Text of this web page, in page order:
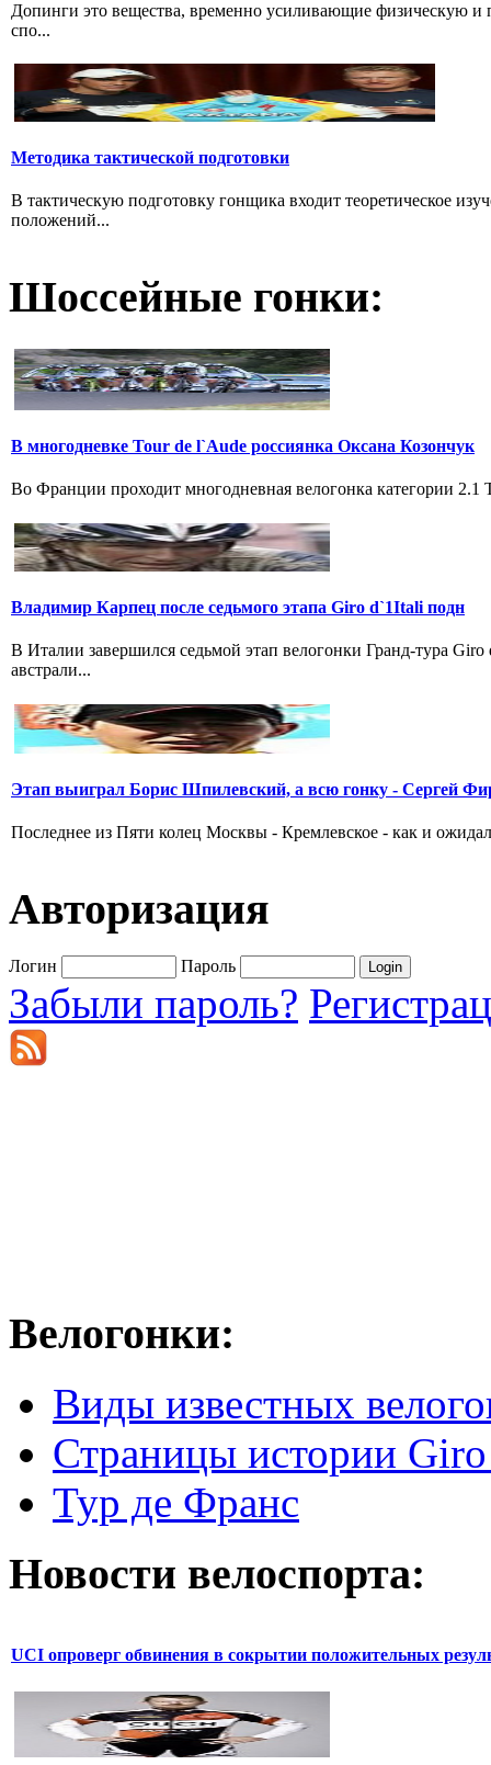
Допинги это вещества, временно усиливающие физическую и
спо...
Методика тактической подготовки
В тактическую подготовку гонщика входит теоретическое
положений...
Шоссейные гонки:
В многодневке Tour de l`Aude россиянка Оксана Козончук
Во Франции проходит многодневная велогонка категории
Владимир Карпец после седьмого этапа Giro d`1Itali подн
В Италии завершился седьмой этап велогонки Гранд-тура
австрали...
Этап выиграл Борис Шпилевский, а всю гонку - Сергей
Последнее из Пяти колец Москвы - Кремлевское - как и
Авторизация
Логин Пароль
Забыли пароль?
Велогонки:
Виды известных
Страницы истории
Тур де Франс
Новости велоспорта:
UCI опроверг обвинения в сокрытии положительных